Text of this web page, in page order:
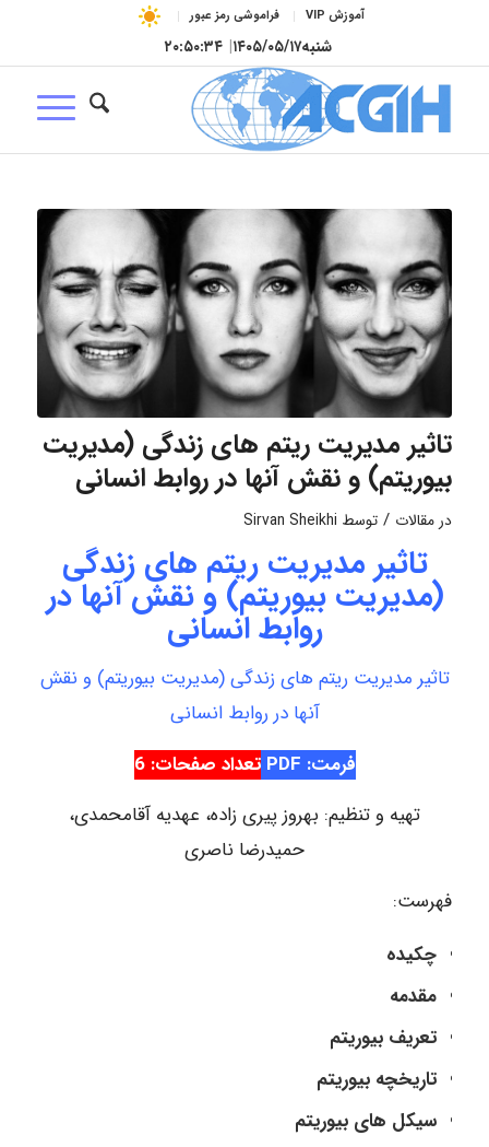
آموزش VIP فراموشی رمز عبور
شنبه۱۴۰۵/۰۵/۱۷| ۲۰:۵۰:۳۵
تاثیر مدیریت ریتم های زندگی (مدیریت
بیوریتم) و نقش آنها در روابط انسانی
در مقالات / توسط Sirvan Sheikhi
تاثیر مدیریت ریتم های زندگی
(مدیریت بیوریتم) و نقش آنها در
روابط انسانی
تاثیر مدیریت ریتم های زندگی (مدیریت بیوریتم) و نقش
آنها در روابط انسانی
فرمت: PDF
تعداد صفحات: 6
تهیه و تنظیم: بهروز پیری زاده، عهدیه آقامحمدی،
حمیدرضا ناصری
فهرست:
چکیده
مقدمه
تعریف بیوریتم
تاریخچه بیوریتم
سیکل های بیوریتم